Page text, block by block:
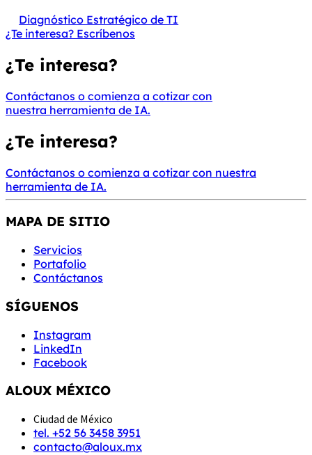
Diagnóstico Estratégico de TI
¿Te interesa? Escríbenos
¿Te interesa?
Contáctanos o comienza a cotizar con
nuestra herramienta de IA.
¿Te interesa?
Contáctanos o comienza a cotizar con nuestra
herramienta de IA.
MAPA DE SITIO
Servicios
Portafolio
Contáctanos
SÍGUENOS
Instagram
LinkedIn
Facebook
ALOUX MÉXICO
Ciudad de México
tel. +52 56 3458 3951
contacto@aloux.mx